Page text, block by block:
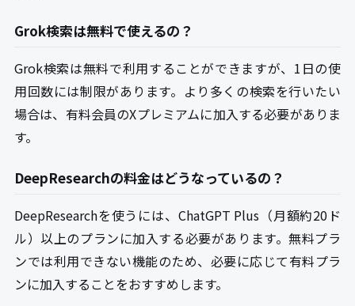
Grok検索は無料で使えるの？
Grok検索は無料で利用することができますが、1日の使
用回数には制限があります。より多くの検索を行いたい
場合は、有料会員のXプレミアムに加入する必要がありま
す。
DeepResearchの料金はどうなっているの？
DeepResearchを使うには、ChatGPT Plus（月額約20ド
ル）以上のプランに加入する必要があります。無料プラ
ンでは利用できない機能のため、必要に応じて有料プラ
ンに加入することをおすすめします。